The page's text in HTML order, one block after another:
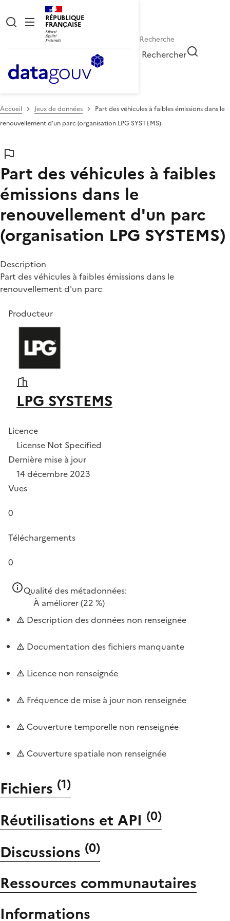
RÉPUBLIQUE
FRANÇAISE
Rechercher
Accueil Jeux de données
Part des véhicules à faibles émissions dans le
renouvellement d'un parc (organisation LPG SYSTEMS)
Part des véhicules à faibles
émissions dans le
renouvellement d'un parc
(organisation LPG SYSTEMS)
Description
Part des véhicules à faibles émissions dans le
renouvellement d'un parc
Producteur
LPG SYSTEMS
Licence
License Not Specified
Dernière mise à jour
14 décembre 2023
Vues
0
Téléchargements
0
Qualité des métadonnées:
À améliorer(22 %)
Description des données non renseignée
Documentation des fichiers manquante
Licence non renseignée
Fréquence de mise à jour non renseignée
Couverture temporelle non renseignée
Couverture spatiale non renseignée
Fichiers (1)
Réutilisations et API (0)
Discussions (0)
Ressources communautaires
Informations